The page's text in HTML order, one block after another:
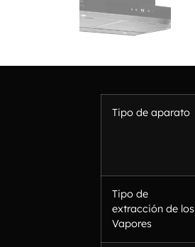
Tipo de aparato
Tipo de
extracción de los
Vapores